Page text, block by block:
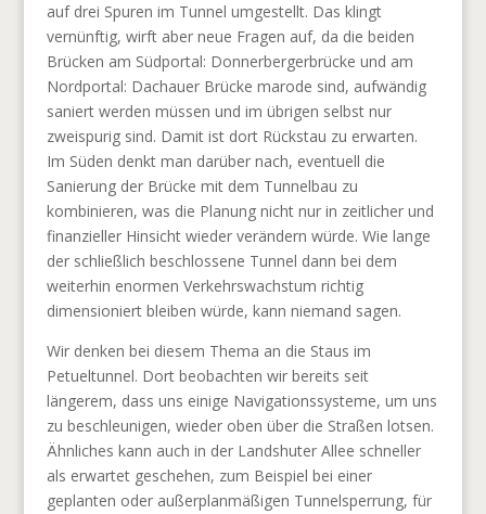
auf drei Spuren im Tunnel umgestellt. Das klingt
vernünftig, wirft aber neue Fragen auf, da die beiden
Brücken am Südportal: Donnerbergerbrücke und am
Nordportal: Dachauer Brücke marode sind, aufwändig
saniert werden müssen und im übrigen selbst nur
zweispurig sind. Damit ist dort Rückstau zu erwarten.
Im Süden denkt man darüber nach, eventuell die
Sanierung der Brücke mit dem Tunnelbau zu
kombinieren, was die Planung nicht nur in zeitlicher und
finanzieller Hinsicht wieder verändern würde. Wie lange
der schließlich beschlossene Tunnel dann bei dem
weiterhin enormen Verkehrswachstum richtig
dimensioniert bleiben würde, kann niemand sagen.
Wir denken bei diesem Thema an die Staus im
Petueltunnel. Dort beobachten wir bereits seit
längerem, dass uns einige Navigationssysteme, um uns
zu beschleunigen, wieder oben über die Straßen lotsen.
Ähnliches kann auch in der Landshuter Allee schneller
als erwartet geschehen, zum Beispiel bei einer
geplanten oder außerplanmäßigen Tunnelsperrung, für